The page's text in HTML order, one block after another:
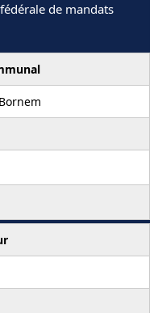
de mandats